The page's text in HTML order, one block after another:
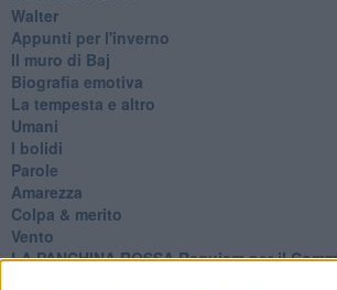
Walter
Appunti per l'inverno
Il muro di Baj
Biografia emotiva
La tempesta e altro
Umani
I bolidi
Parole
Amarezza
Colpa & merito
Vento
​LA PANCHINA ROSSA Requiem per il